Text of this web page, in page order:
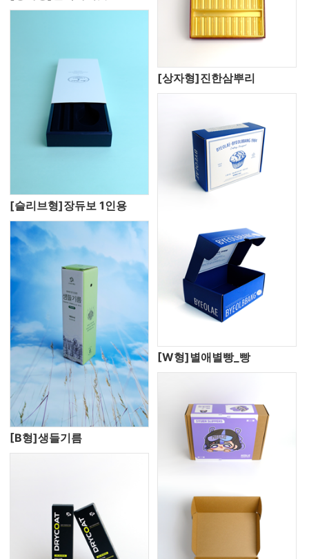
[슬리브형]장듀보 1인용
[상자형]진한삼뿌리
[B형]생들기름
[W형]별애별빵_빵